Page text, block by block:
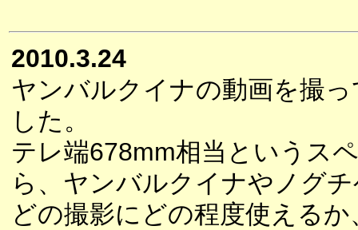
2010.3.24
ヤンバルクイナの動画を撮
した。
テレ端678mm相当というス
ら、ヤンバルクイナやノグ
どの撮影にどの程度使えるか